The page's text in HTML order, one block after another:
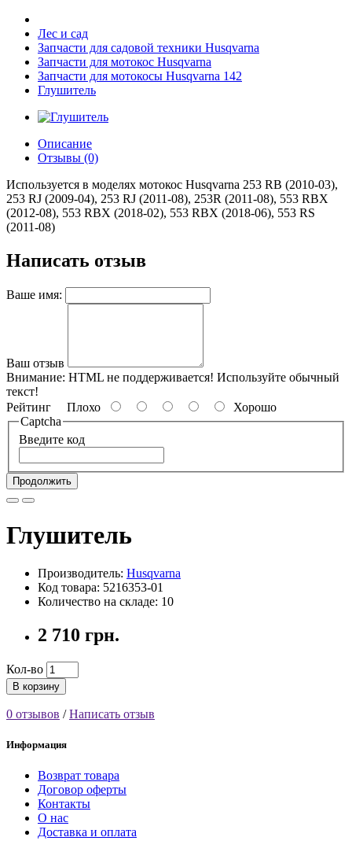
Лес и сад
Запчасти для садовой техники Husqvarna
Запчасти для мотокос Husqvarna
Запчасти для мотокосы Husqvarna 142
Глушитель
Описание
Отзывы (0)
Используется в моделях мотокос Husqvarna 253 RB (2010-03),
253 RJ (2009-04), 253 RJ (2011-08), 253R (2011-08), 553 RBX
(2012-08), 553 RBX (2018-02), 553 RBX (2018-06), 553 RS
(2011-08)
Написать отзыв
Ваше имя:
Ваш отзыв
Внимание: HTML не поддерживается! Используйте обычный
текст!
Рейтинг Плохо
Хорошо
Captcha
Введите код
Продолжить
Глушитель
Производитель: Husqvarna
Код товара: 5216353-01
Количество на складе: 10
2 710 грн.
Кол-во
В корзину
0 отзывов /Написать отзыв
Информация
Возврат товара
Договор оферты
Контакты
О нас
Доставка и оплата